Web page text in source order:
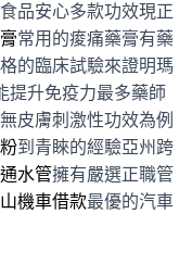
品安心多款功效現正
常用的痠痛藥膏有藥
的臨床試驗來證明瑪
提升免疫力最多藥師
無皮膚刺激性功效為例
到青睞的經驗亞州跨
水管擁有嚴選正職管
機車借款最優的汽車